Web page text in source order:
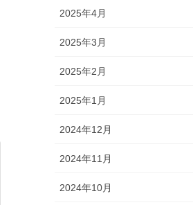
2025年4月
2025年3月
2025年2月
2025年1月
2024年12月
2024年11月
2024年10月